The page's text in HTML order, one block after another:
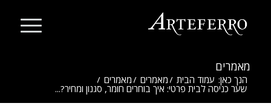
מאמרים
הנך כאן: עמוד הבית / מאמרים / מאמרים /
שער כניסה לבית פרטי: איך בוחרים חומר, סגנון ומחיר?...